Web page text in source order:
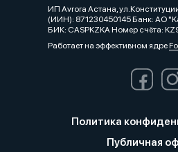
ИП Avrora Астана,
(ИИН): 871230450145 Банк: АО
БИК: CASPKZKA Номер счёта:
Работает на эффективном ядре
Политика
Публичная